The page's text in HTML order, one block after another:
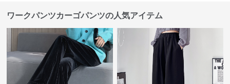
ワークパンツカーゴパンツの人気アイテム